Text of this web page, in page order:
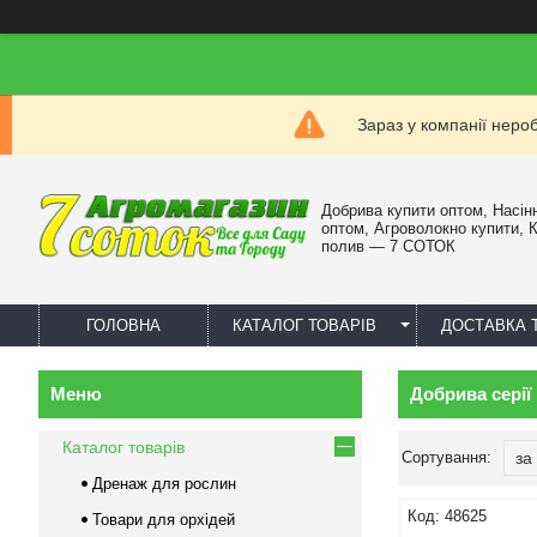
Зараз у компанії
Добрива купити оптом,
оптом, Агроволокно купити,
полив — 7 СОТОК
ГОЛОВНА КАТАЛОГ ТОВАРІВ ДОСТАВКА
Добрива
48625
Каталог товарів
Дренаж для рослин
Товари для орхідей